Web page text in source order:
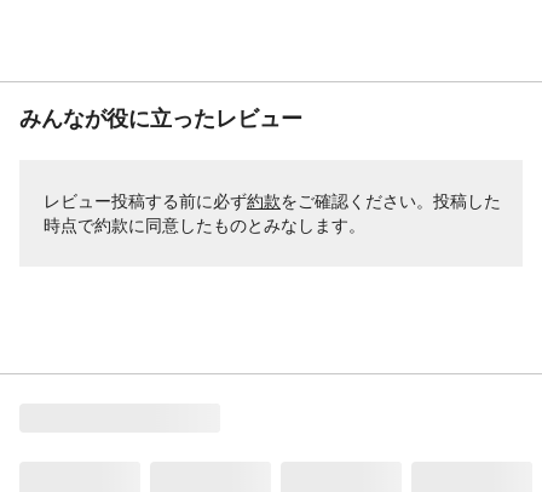
みんなが役に立ったレビュー
レビュー投稿する前に必ず約款をご確認ください。投稿した
時点で約款に同意したものとみなします。